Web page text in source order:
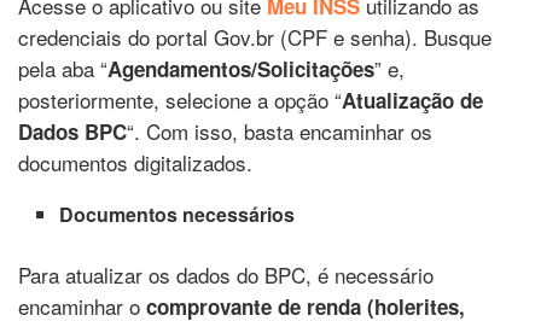
credenciais do portal Gov.br (CPF e senha). Busque
pela aba “Agendamentos/Solicitações” e,
posteriormente, selecione a opção “Atualização de
Dados BPC“. Com isso, basta encaminhar os
documentos digitalizados.
Documentos necessários
Para atualizar os dados do BPC, é necessário
encaminhar o comprovante de renda (holerites,